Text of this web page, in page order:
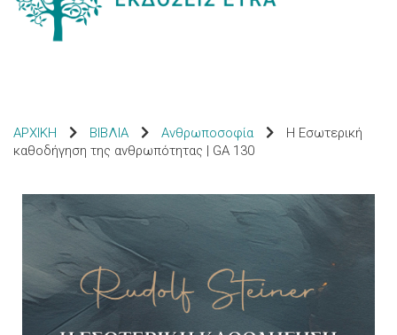
ΑΡΧΙΚΗ ΒΙΒΛΙΑ Ανθρωποσοφία
Η Εσωτερική
καθοδήγηση της ανθρωπότητας | GA 130